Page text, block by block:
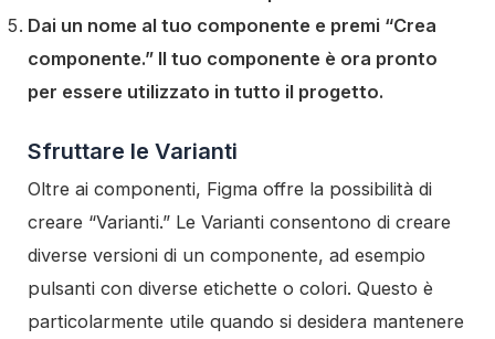
Dai un nome al tuo componente e premi “Crea
componente.” Il tuo componente è ora pronto
per essere utilizzato in tutto il progetto.
Sfruttare le Varianti
Oltre ai componenti, Figma offre la possibilità di
creare “Varianti.” Le Varianti consentono di creare
diverse versioni di un componente, ad esempio
pulsanti con diverse etichette o colori. Questo è
particolarmente utile quando si desidera mantenere